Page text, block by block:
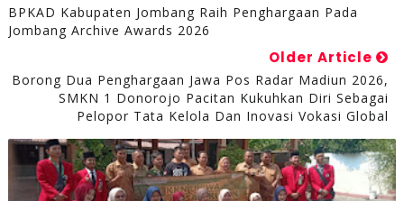
BPKAD Kabupaten Jombang Raih Penghargaan Pada
Jombang Archive Awards 2026
Older Article
Borong Dua Penghargaan Jawa Pos Radar Madiun 2026,
SMKN 1 Donorojo Pacitan Kukuhkan Diri Sebagai
Pelopor Tata Kelola Dan Inovasi Vokasi Global